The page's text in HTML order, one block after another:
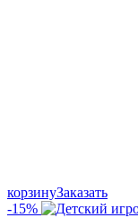
корзинуЗаказать
-15%